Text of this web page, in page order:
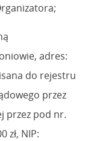
adres:
do rejestru
przez
przez pod nr.
zł, NIP: